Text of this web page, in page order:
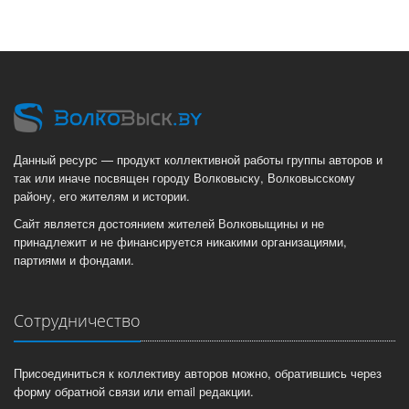
Данный ресурс — продукт коллективной работы группы авторов и
так или иначе посвящен городу Волковыску, Волковысскому
району, его жителям и истории.
Сайт является достоянием жителей Волковыщины и не
принадлежит и не финансируется никакими организациями,
партиями и фондами.
Сотрудничество
Присоединиться к коллективу авторов можно, обратившись через
форму обратной связи или email редакции.